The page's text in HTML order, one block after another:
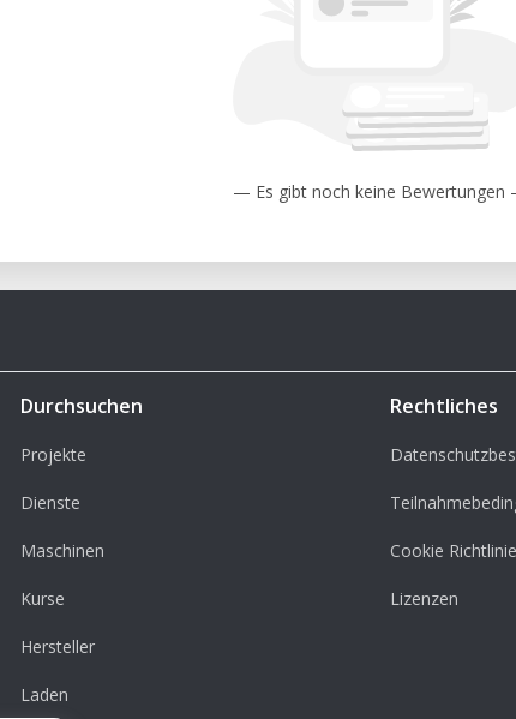
— Es gibt noch keine Bewertungen
Durchsuchen
Projekte
Dienste
Maschinen
Kurse
Hersteller
Laden
Rechtliches
Cookie Richtlinie
Lizenzen